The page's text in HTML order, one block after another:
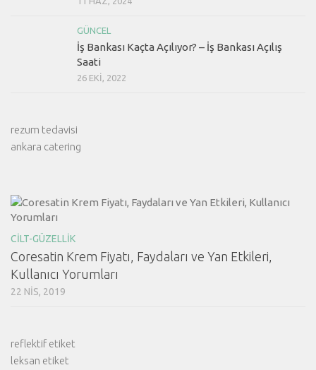
GÜNCEL
İş Bankası Kaçta Açılıyor? – İş Bankası Açılış
Saati
26 EKI, 2022
rezum tedavisi
ankara catering
CILT-GÜZELLIK
Coresatin Krem Fiyatı, Faydaları ve Yan Etkileri,
Kullanıcı Yorumları
22 NIS, 2019
reflektif etiket
leksan etiket